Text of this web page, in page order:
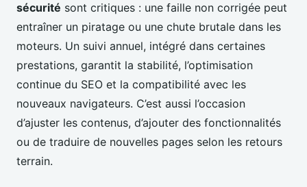
sécurité sont critiques : une faille non corrigée peut
entraîner un piratage ou une chute brutale dans les
moteurs. Un suivi annuel, intégré dans certaines
prestations, garantit la stabilité, l’optimisation
continue du SEO et la compatibilité avec les
nouveaux navigateurs. C’est aussi l’occasion
d’ajuster les contenus, d’ajouter des fonctionnalités
ou de traduire de nouvelles pages selon les retours
terrain.